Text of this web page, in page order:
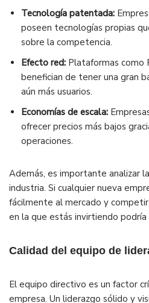
Tecnología patentada:
poseen tecnologías propias
sobre la competencia.
Efecto red: Plataformas como
benefician de tener una gran
aún más usuarios.
Economías de escala:
ofrecer precios más bajos
operaciones.
Además, es importante analizar
industria. Si cualquier nueva
fácilmente al mercado y
en la que estás invirtiendo podría
Calidad del equipo de
El equipo directivo es un factor
empresa. Un liderazgo sólido y